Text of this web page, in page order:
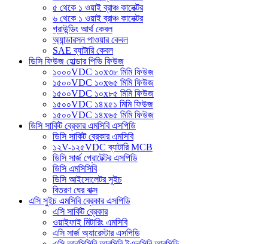
৫ থেকে ১ ওয়াই ব্রাঞ্চ কানেক্টর
৬ থেকে ১ ওয়াই ব্রাঞ্চ কানেক্টর
গ্রাউন্ডিং আর্থ কেবল
অ্যান্ডারসন পাওয়ার কেবল
SAE ব্যাটারি কেবল
ডিসি ফিউজ হোল্ডার পিভি ফিউজ
১০০০VDC ১০x৩৮ মিমি ফিউজ
১৫০০VDC ১০x৬৫ মিমি ফিউজ
১৫০০VDC ১০x৮৫ মিমি ফিউজ
১৫০০VDC ১৪x৫১ মিমি ফিউজ
১৫০০VDC ১৪x৬৫ মিমি ফিউজ
ডিসি সার্কিট ব্রেকার এমসিবি এসপিডি
ডিসি সার্কিট ব্রেকার এমসিবি
১২V-১২৫VDC ব্যাটারি MCB
ডিসি সার্জ প্রোটেক্টর এসপিডি
ডিসি এমসিসিবি
ডিসি আইসোলেটর সুইচ
বিতরণ ঘের বাক্স
এসি সুইচ এমসিবি ব্রেকার এসপিডি
এসি সার্কিট ব্রেকার
ওয়াইফাই মিটারিং এমসিবি
এসি সার্জ অ্যারেস্টার এসপিডি